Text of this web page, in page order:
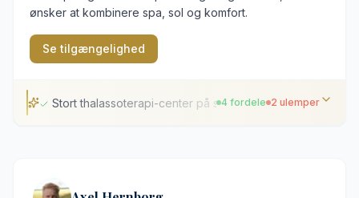
ønsker at kombinere spa, sol og komfort.
Se tilgængelighed
Stort thalassoterapi-center på stedet
4 fordele 2 ulemper
Flere udendørs swimmingpools